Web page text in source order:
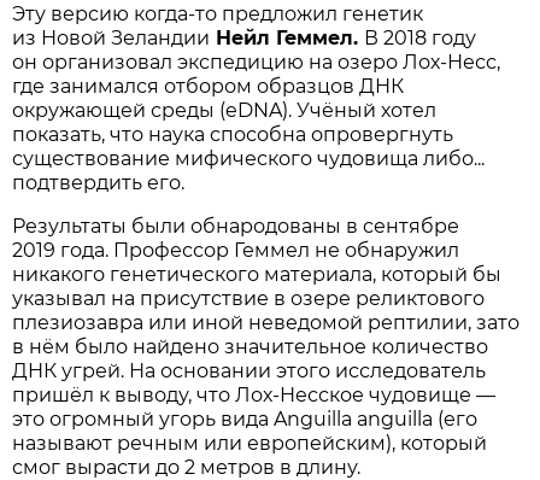
Эту версию когда-то предложил генетик
из Новой Зеландии Нейл Геммел. В 2018 году
он организовал экспедицию на озеро Лох-Несс,
где занимался отбором образцов ДНК
окружающей среды (eDNA). Учёный хотел
показать, что наука способна опровергнуть
существование мифического чудовища либо...
подтвердить его.
Результаты были обнародованы в сентябре
2019 года. Профессор Геммел не обнаружил
никакого генетического материала, который бы
указывал на присутствие в озере реликтового
плезиозавра или иной неведомой рептилии, зато
в нём было найдено значительное количество
ДНК угрей. На основании этого исследователь
пришёл к выводу, что Лох-Несское чудовище —
это огромный угорь вида Anguilla anguilla (его
называют речным или европейским), который
смог вырасти до 2 метров в длину.